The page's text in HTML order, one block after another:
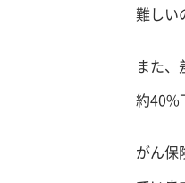
難しい
また、
約40%
がん保